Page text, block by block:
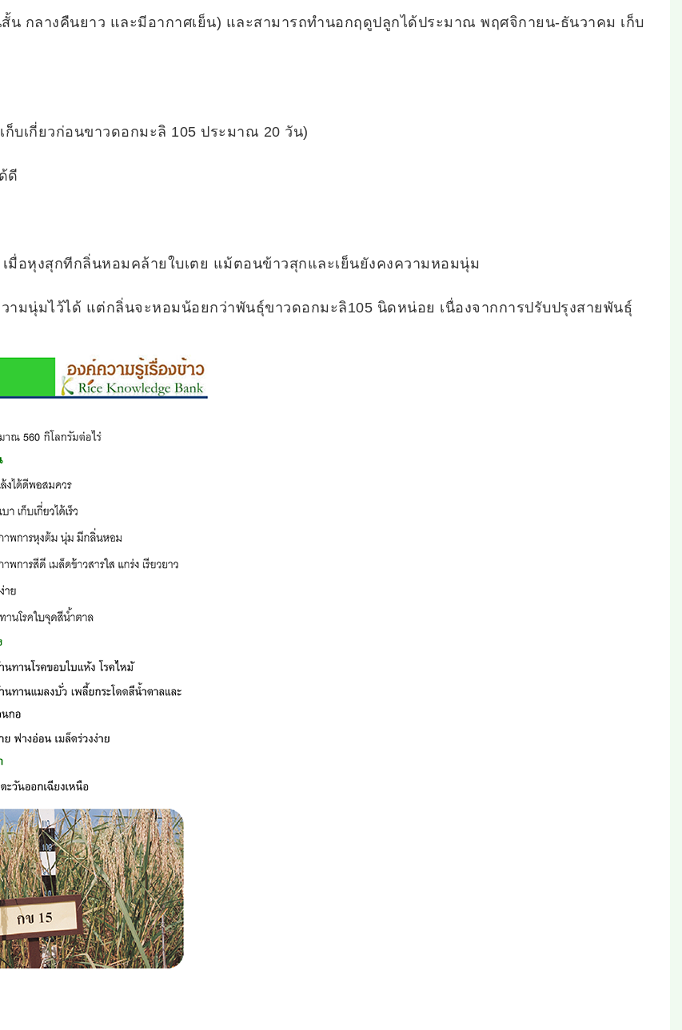
น กลางคืนยาว และมีอากาศเย็น) และสามารถทำนอกฤดูปลูกได้ประมาณ พฤศจิกายน-ธันวาคม เก็บ
ก็บเกี่ยวก่อนขาวดอกมะลิ 105 ประมาณ 20 วัน)
ดี
อหุงสุกทีกลิ่นหอมคล้ายใบเตย แม้ตอนข้าวสุกและเย็นยังคงความหอมนุ่ม
วามนุ่มไว้ได้ แต่กลิ่นจะหอมน้อยกว่าพันธุ์ขาวดอกมะลิ105 นิดหน่อย เนื่องจากการปรับปรุงสายพันธุ์